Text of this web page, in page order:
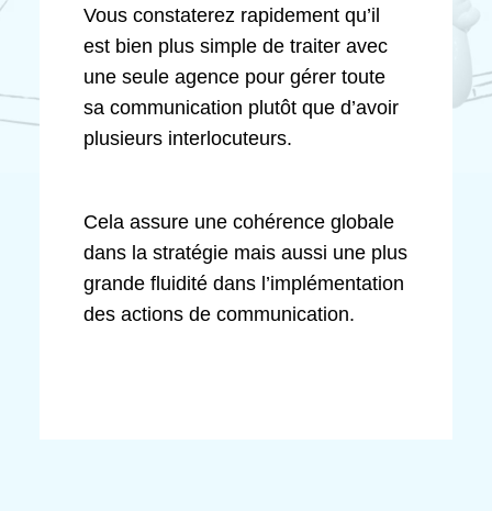
Vous constaterez rapidement qu’il
est bien plus simple de traiter avec
une seule agence pour gérer toute
sa communication plutôt que d’avoir
plusieurs interlocuteurs.
Cela assure une cohérence globale
dans la stratégie mais aussi une plus
grande fluidité dans l’implémentation
des actions de communication.